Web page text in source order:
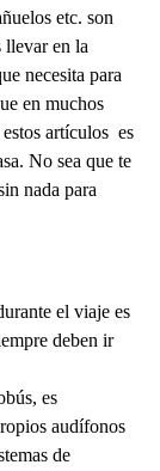
etc. son
llevar en la
necesita para
en muchos
artículos  es
No sea que te
nada para
el viaje es
deben ir
es
audífonos
de